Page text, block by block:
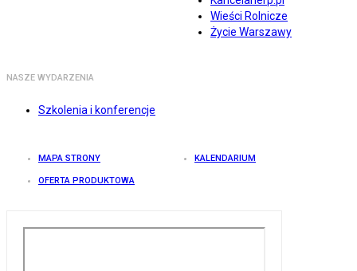
Wieści Rolnicze
Życie Warszawy
NASZE WYDARZENIA
Szkolenia i konferencje
MAPA STRONY KALENDARIUM
OFERTA PRODUKTOWA